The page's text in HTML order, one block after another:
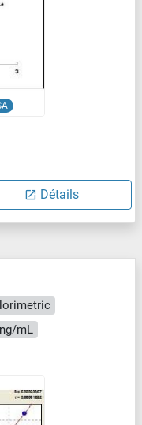
Détails
mL